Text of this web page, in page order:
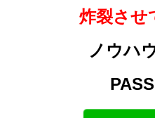
炸裂させ
ノウハ